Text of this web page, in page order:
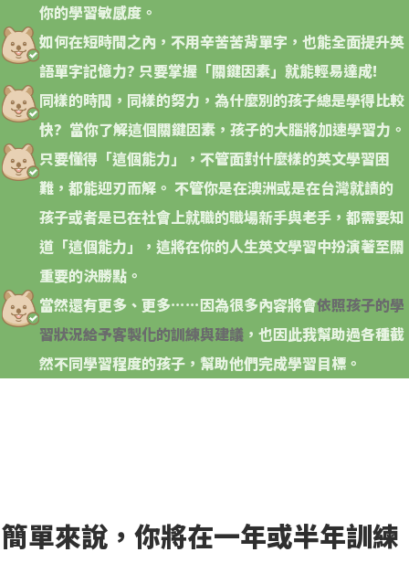
你的學習敏感度。
如何在短時間之內，不用辛苦苦背單字，也能全面提升英
語單字記憶力? 只要掌握「關鍵因素」就能輕易達成!
同樣的時間，同樣的努力，為什麼別的孩子總是學得比較
快? 當你了解這個關鍵因素，孩子的大腦將加速學習力。
只要懂得「這個能力」，不管面對什麼樣的英文學習困
難，都能迎刃而解。 不管你是在澳洲或是在台灣就讀的
孩子或者是已在社會上就職的職場新手與老手，都需要知
道「這個能力」，這將在你的人生英文學習中扮演著至關
重要的決勝點。
當然還有更多、更多⋯⋯因為很多內容將會依照孩子的學
習狀況給予客製化的訓練與建議 ，也因此我幫助過各種截
然不同學習程度的孩子，幫助他們完成學習目標。
簡單來說，你將在一年或半年訓練